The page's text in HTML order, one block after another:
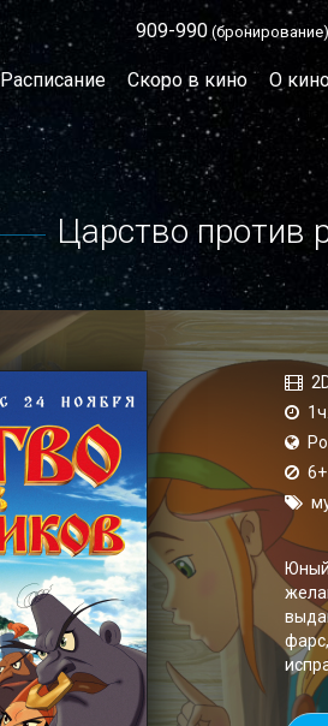
909-990 (бронирование)
Расписание Скоро в кино О
Царство против
6+